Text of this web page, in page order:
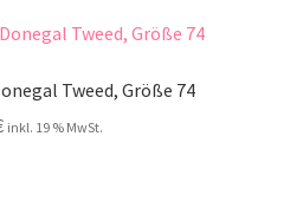
Tweed, Größe 74
inkl. 19 % MwSt.